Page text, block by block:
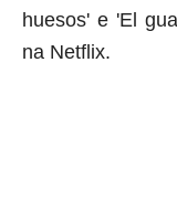
huesos' e 'El
na Netflix.